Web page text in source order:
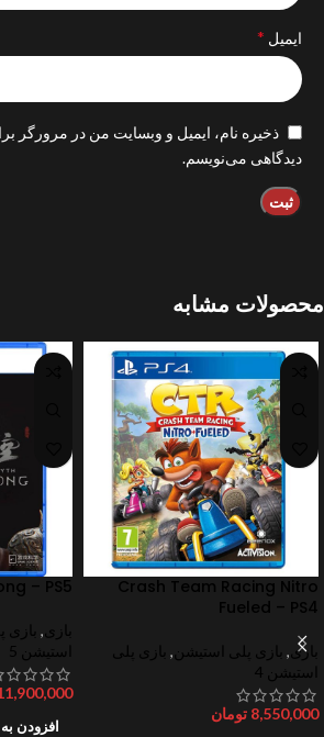
ایمیل *
ذخیره نام، ایمیل و وبسایت من در مرورگر
دیدگاهی می‌نویسم.
محصولات مشابه
Crash Team Racing Nitro
Fueled – PS4
بازی, بازی پلی استیشن , بازی پلی
استیشن 4
8,550,000 تومان
– PS5
بازی, بازی
استیشن 5
افزودن